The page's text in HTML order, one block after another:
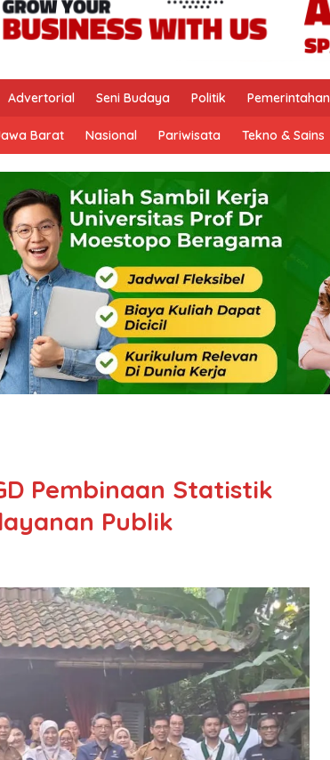
Advertorial Seni Budaya Politik Pemerintahan
Barat Nasional Pariwisata Tekno & Sains
Pembinaan Statistik
Publik